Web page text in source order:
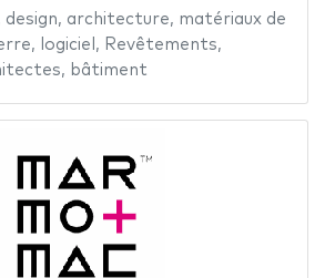
design, architecture, matériaux de
, logiciel , Revêtements,
, bâtiment